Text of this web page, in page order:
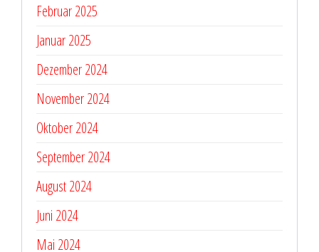
Februar 2025
Januar 2025
Dezember 2024
November 2024
Oktober 2024
September 2024
August 2024
Juni 2024
Mai 2024